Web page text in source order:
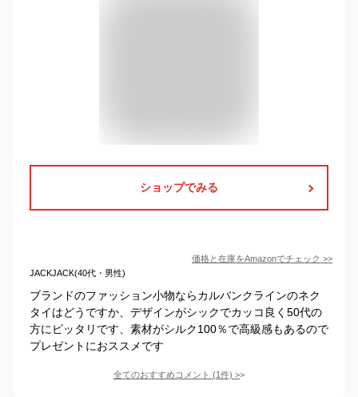
ショップでみる
価格と在庫をAmazonでチェック >>
JACKJACK(40代・男性)
ブランドのファッション小物ならカルバンクラインのネク
タイはどうですか、デザインがシックでカッコ良く50代の
方にピッタリです、素材がシルク100％で高級感もあるので
プレゼントにおススメです
全てのおすすめコメント (1件) >